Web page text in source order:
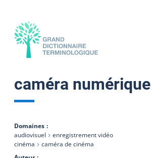
caméra numérique
Domaines
audiovisuel
enregistrement vidéo
cinéma
caméra de cinéma